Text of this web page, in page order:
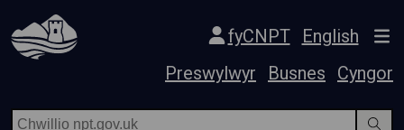
Hepgor gwe-lywio
fyCNPT
English
Preswylwyr
Busnes Cyngor